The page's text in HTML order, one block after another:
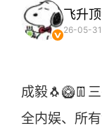
飞升
26-05-
成毅🐧🥝👖
全内娱、所有